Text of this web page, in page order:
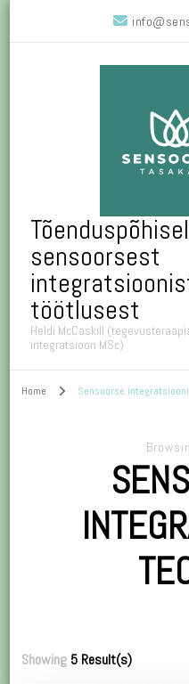
sensoorsest
töötlusest
Heldi McCaskill
integratsioon MSc)
Home Sensoorse
Showing 5 Result(s)